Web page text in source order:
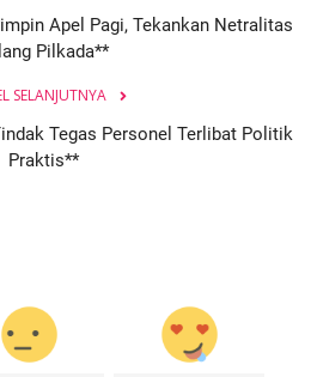
Apel Pagi, Tekankan Netralitas
Pilkada**
SELANJUTNYA
Tegas Personel Terlibat Politik
Praktis**